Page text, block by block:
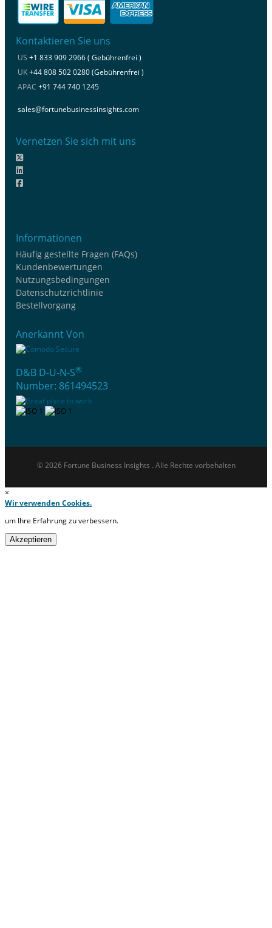
Kontaktieren Sie uns
US +1 833 909 2966 ( Gebührenfrei )
UK+44 808 502 0280 (Gebührenfrei )
APAC +91 744 740 1245
sales@fortunebusinessinsights.com
Vernetzen Sie sich mit uns
Informationen
Häufig gestellte Fragen (FAQs)
Kundenbewertungen
Nutzungsbedingungen
Datenschutzrichtlinie
Bestellvorgang
Anerkannt Von
D&B D-U-N-S®
Number: 861494523
© 2026 Fortune Business Insights . Alle Rechte vorbehalten
×
Wir verwenden Cookies.
um Ihre Erfahrung zu verbessern.
Akzeptieren